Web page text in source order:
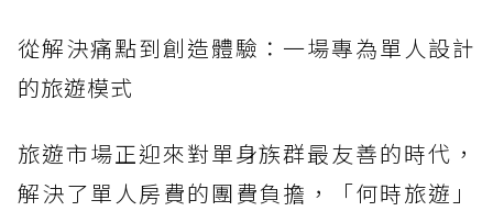
從解決痛點到創造體驗：一場專為單人設計
的旅遊模式
旅遊市場正迎來對單身族群最友善的時代，
解決了單人房費的團費負擔，「何時旅遊」